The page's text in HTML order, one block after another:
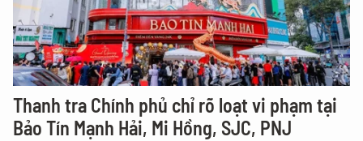
Thanh tra Chính phủ chỉ rõ loạt vi phạm tại
Bảo Tín Mạnh Hải, Mi Hồng, SJC, PNJ